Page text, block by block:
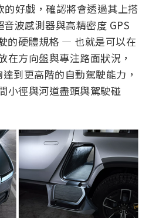
的好戲，確認將會透過其上搭
波感測器與高精密度 GPS
的硬體規格 — 也就是可以在
在方向盤與專注路面狀況，
到更高階的自動駕駛能力，
小徑與河道盡頭與駕駛碰